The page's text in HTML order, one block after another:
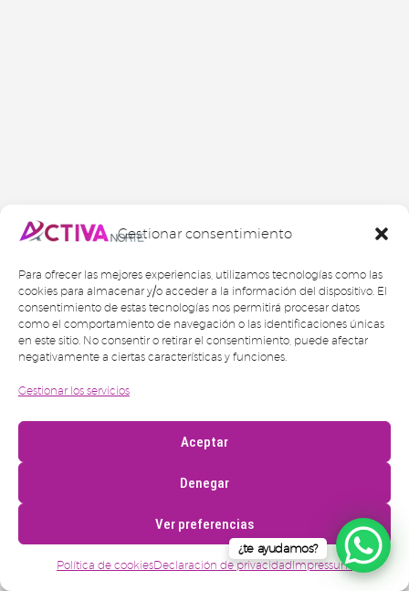
Gestionar consentimiento
Para ofrecer las mejores experiencias, utilizamos tecnologías como las
cookies para almacenar y/o acceder a la información del dispositivo. El
consentimiento de estas tecnologías nos permitirá procesar datos
como el comportamiento de navegación o las identificaciones únicas
en este sitio. No consentir o retirar el consentimiento, puede afectar
negativamente a ciertas características y funciones.
Gestionar los servicios
Aceptar
Denegar
Ver preferencias
Política de cookiesDeclaración de privacidadImpressum
¿te ayudamos?